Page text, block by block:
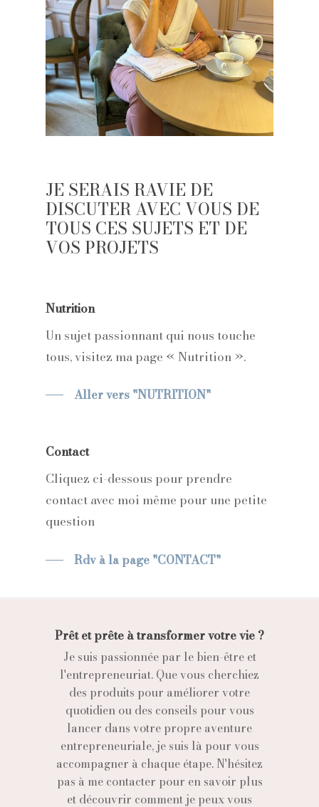
JE SERAIS RAVIE DE
DISCUTERAVEC VOUS DE
TOUS CES SUJETS ET DE
VOS PROJETS
Nutrition
Un sujet passionnant qui nous touche
tous, visitez ma page « Nutrition ».
Aller vers "NUTRITION"
Contact
Cliquez ci-dessous pour prendre
contact avec moi même pour une petite
question
Rdv à la page "CONTACT"
Prêt et prête à transformer votre vie ?
Je suis passionnée par le bien-être et
l'entrepreneuriat. Que vous cherchiez
des produits pour améliorer votre
quotidien ou des conseils pour vous
lancer dans votre propre aventure
entrepreneuriale, je suis là pour vous
accompagner à chaque étape. N'hésitez
pas à me contacter pour en savoir plus
et découvrir comment je peux vous